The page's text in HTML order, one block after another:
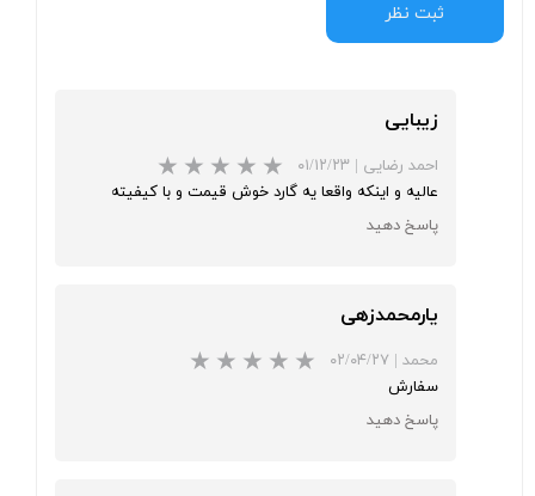
ثبت نظر
زیبایی
احمد رضایی | ۰۱/۱۲/۲۳
عالیه و اینکه واقعا یه گارد خوش قیمت و با کیفیته
پاسخ دهید
یارمحمدزهی
محمد | ۰۲/۰۴/۲۷
سفارش
پاسخ دهید